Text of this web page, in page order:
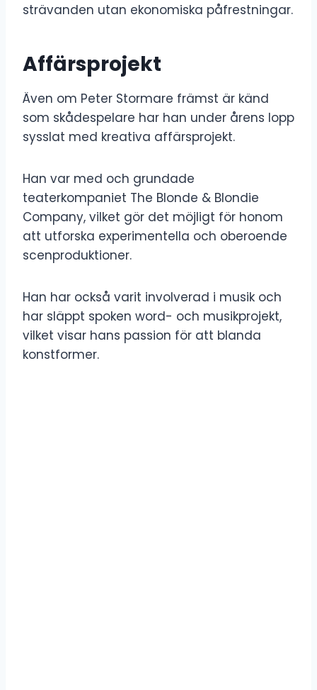
strävanden utan ekonomiska påfrestningar.
Affärsprojekt
Även om Peter Stormare främst är känd
som skådespelare har han under årens lopp
sysslat med kreativa affärsprojekt.
Han var med och grundade
teaterkompaniet The Blonde & Blondie
Company, vilket gör det möjligt för honom
att utforska experimentella och oberoende
scenproduktioner.
Han har också varit involverad i musik och
har släppt spoken word- och musikprojekt,
vilket visar hans passion för att blanda
konstformer.